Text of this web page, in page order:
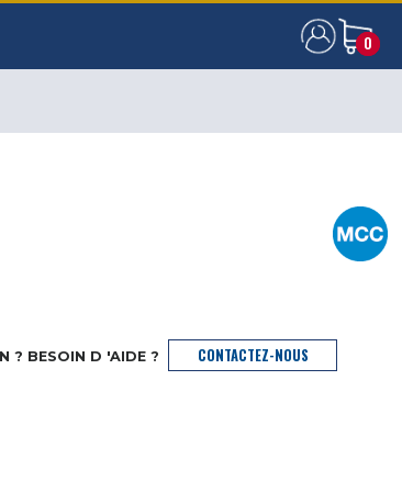
0
0
? BESOIN D 'AIDE ? CONTACTEZ-NOUS